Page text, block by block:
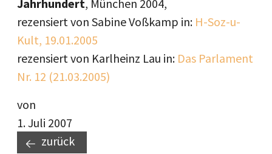
Jahrhundert, München 2004,
rezensiert von Sabine Voßkamp in: H-Soz-u-
Kult, 19.01.2005
rezensiert von Karlheinz Lau in: Das Parlament
Nr. 12 (21.03.2005)
von
1. Juli 2007
zurück